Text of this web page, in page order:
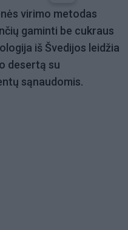
virimo metodas
gaminti be cukraus
iš Švedijos leidžia
desertą su
sąnaudomis.